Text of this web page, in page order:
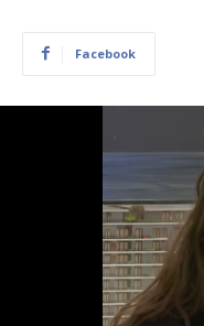
Facebook